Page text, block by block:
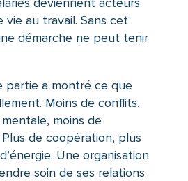
au travail. Sans cet
démarche ne peut tenir
partie a montré ce que
Moins de conflits,
moins de
de coopération, plus
Une organisation
soin de ses relations